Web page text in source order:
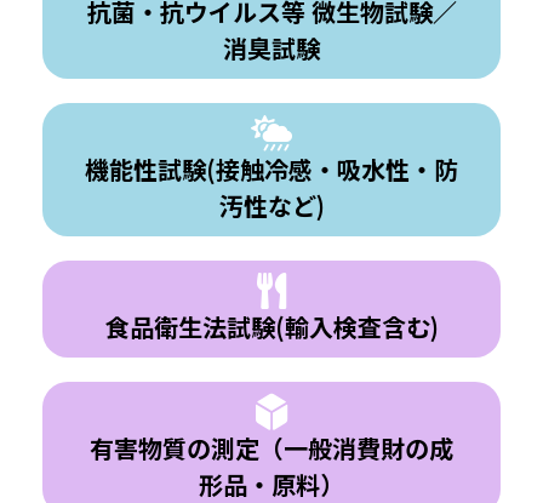
抗菌・抗ウイルス等 微生物試験／
消臭試験
機能性試験(接触冷感・吸水性・防
汚性など)
食品衛生法試験(輸入検査含む)
有害物質の測定（一般消費財の成
形品・原料）